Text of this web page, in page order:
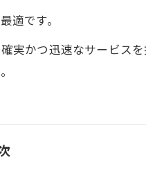
適です。
かつ迅速なサービス